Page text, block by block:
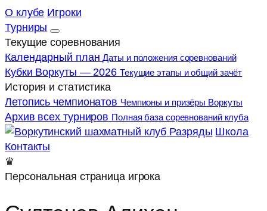
О клубе Игроки
Турниры
Текущие соревнования
Календарный план Даты и положения соревнований
Кубки Воркуты — 2026 Текущие этапы и общий зачёт
История и статистика
Летопись чемпионатов Чемпионы и призёры Воркуты
Архив всех турниров Полная база соревнований клуба
Разряды Школа
Контакты
♛
Персональная страница игрока